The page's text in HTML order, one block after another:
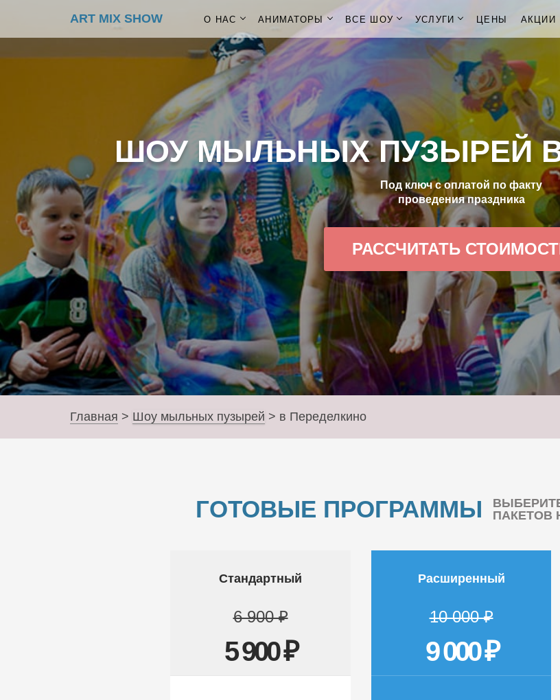
ART MIX SHOW О НАС АНИМАТОРЫ ВСЕ ШОУ УСЛУГИ ЦЕНЫ АКЦИИ
ШОУ МЫЛЬНЫХ ПУЗЫРЕЙ
Под ключ с оплатой по факту
проведения праздника
РАССЧИТАТЬ
Главная > Шоу мыльных пузырей > в Переделкино
ГОТОВЫЕ ПРОГРАММЫ
ПАКЕТОВ
Стандартный
6 900 ₽
5 900 ₽
Расширенный
10 000 ₽
9 000 ₽